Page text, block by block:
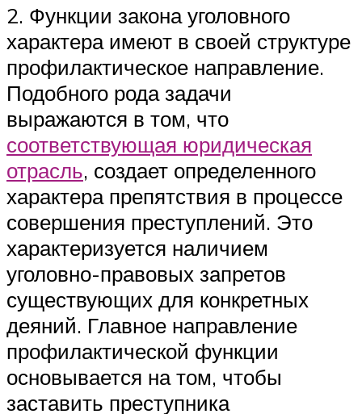
2. Функции закона уголовного
характера имеют в своей структуре
профилактическое направление.
Подобного рода задачи
выражаются в том, что
соответствующая юридическая
отрасль, создает определенного
характера препятствия в процессе
совершения преступлений. Это
характеризуется наличием
уголовно-правовых запретов
существующих для конкретных
деяний. Главное направление
профилактической функции
основывается на том, чтобы
заставить преступника